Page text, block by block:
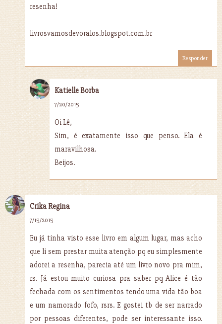
resenha!
livrosvamosdevoralos.blogspot.com.br
Responder
Katielle Borba
7/20/2015
Oi Lê,
Sim, é exatamente isso que penso. Ela é
maravilhosa.
Beijos.
Crika Regina
7/15/2015
Eu já tinha visto esse livro em algum lugar, mas acho
que li sem prestar muita atenção pq eu simplesmente
adorei a resenha, parecia até um livro novo pra mim,
rs. Já estou muito curiosa pra saber pq Alice é tão
fechada com os sentimentos tendo uma vida tão boa
e um namorado fofo, rsrs. E gostei tb de ser narrado
por pessoas diferentes, pode ser interessante isso.